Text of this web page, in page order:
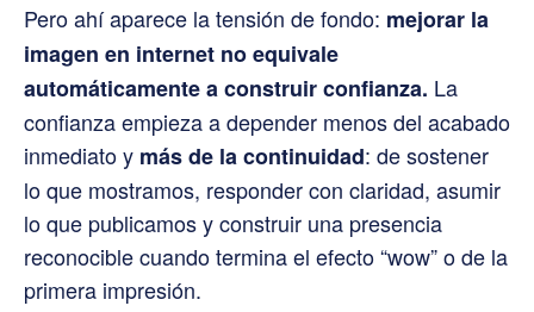
Pero ahí aparece la tensión de fondo: mejorar la
imagen en internet no equivale
automáticamente a construir confianza. La
confianza empieza a depender menos del acabado
inmediato y más de la continuidad: de sostener
lo que mostramos, responder con claridad, asumir
lo que publicamos y construir una presencia
reconocible cuando termina el efecto “wow” o de la
primera impresión.